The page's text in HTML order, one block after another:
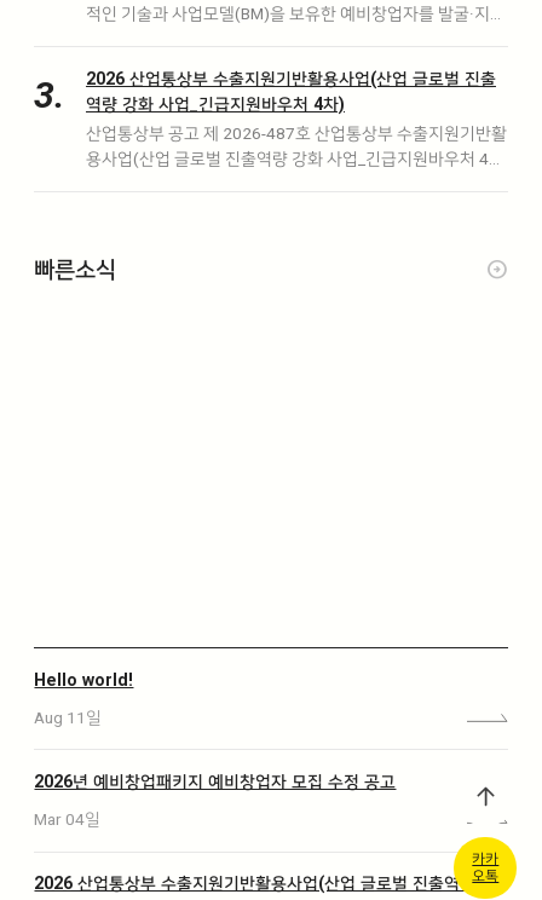
카카
오톡
적인 기술과 사업모델(BM)을 보유한 예비창업자를 발굴·지원
관 □ 사업목적 : 혁신적인 기술과 사업모델(BM)을 보유한 예
비창업자의 성공 창업을 지원하여 양질의 일자리…
.
2026 산업통상부 수출지원기반활용사업(산업 글로벌 진출
역량 강화 사업_긴급지원바우처 4차)
산업통상부 공고 제 2026-487호 산업통상부 수출지원기반활
용사업(산업 글로벌 진출역량 강화 사업_긴급지원바우처 4
빠른소식 arrow_circle_right
Hello world!
Aug 11일
2026년 예비창업패키지 예비창업자 모집 수정 공고
Mar 04일
2026 산업통상부 수출지원기반활용사업(산업 글로벌 진출역량 강